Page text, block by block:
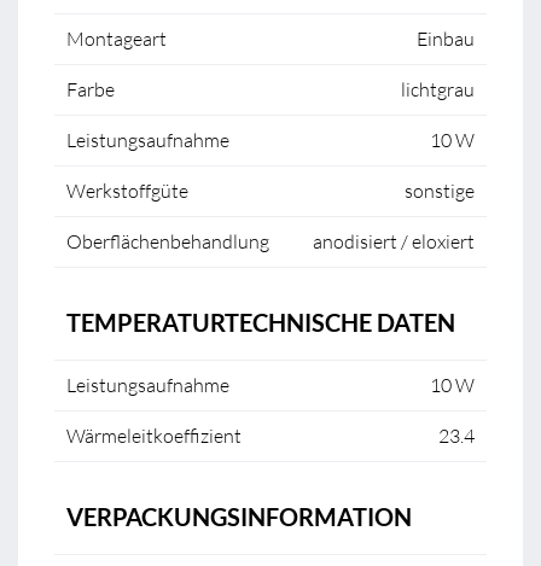
Montageart Einbau
Farbe lichtgrau
Leistungsaufnahme 10 W
Werkstoffgüte sonstige
Oberflächenbehandlung anodisiert / eloxiert
TEMPERATURTECHNISCHE DATEN
Leistungsaufnahme 10 W
Wärmeleitkoeffizient 23.4
VERPACKUNGSINFORMATION